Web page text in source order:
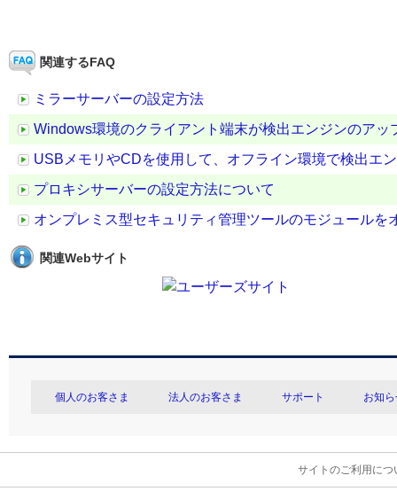
関連するFAQ
ミラーサーバーの設定方法
Windows環境のクライアント端末が検出エンジンのアッ
USBメモリやCDを使用して、オフライン環境で検出エ
プロキシサーバーの設定方法について
オンプレミス型セキュリティ管理ツールのモジュールを
関連Webサイト
個人のお客さま 法人のお客さま サポート お知
サイトのご利用につ